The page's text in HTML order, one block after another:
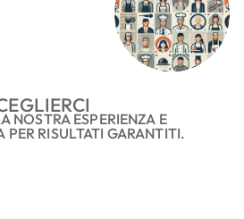
NOSTRA ESPERIENZA E
PER RISULTATI GARANTITI.